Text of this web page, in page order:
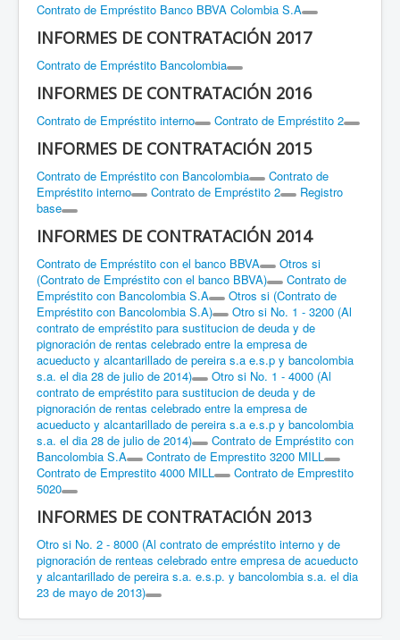
Contrato de Empréstito Banco BBVA Colombia S.A
INFORMES DE CONTRATACIÓN 2017
Contrato de Empréstito Bancolombia
INFORMES DE CONTRATACIÓN 2016
Contrato de Empréstito interno Contrato de Empréstito 2
INFORMES DE CONTRATACIÓN 2015
Contrato de Empréstito con Bancolombia
Contrato de
Empréstito interno
Contrato de Empréstito 2
Registro
base
INFORMES DE CONTRATACIÓN 2014
Contrato de Empréstito con el banco BBVA
Otros si
(Contrato de Empréstito con el banco BBVA)
Contrato de
Empréstito con Bancolombia S.A
Otros si (Contrato de
Empréstito con Bancolombia S.A)
Otro si No. 1 - 3200 (Al
contrato de empréstito para sustitucion de deuda y de
pignoración de rentas celebrado entre la empresa de
acueducto y alcantarillado de pereira s.a e.s.p y bancolombia
s.a. el dia 28 de julio de 2014)
Otro si No. 1 - 4000 (Al
contrato de empréstito para sustitucion de deuda y de
pignoración de rentas celebrado entre la empresa de
acueducto y alcantarillado de pereira s.a e.s.p y bancolombia
s.a. el dia 28 de julio de 2014)
Contrato de Empréstito con
Bancolombia S.A
Contrato de Emprestito 3200 MILL
Contrato de Emprestito 4000 MILL
Contrato de Emprestito
5020
INFORMES DE CONTRATACIÓN 2013
Otro si No. 2 - 8000 (Al contrato de empréstito interno y de
pignoración de renteas celebrado entre empresa de acueducto
y alcantarillado de pereira s.a. e.s.p. y bancolombia s.a. el dia
23 de mayo de 2013)